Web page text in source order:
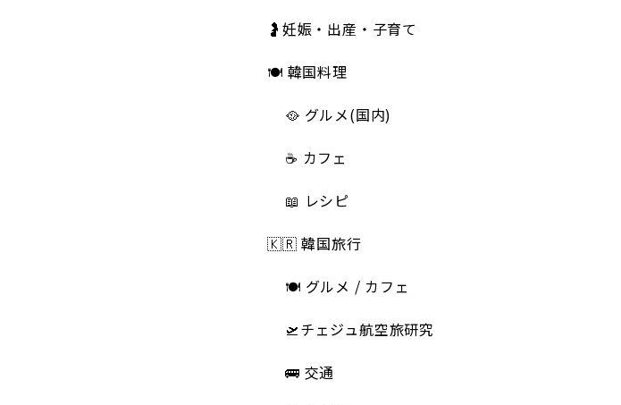
🤰妊娠・出産・子育て
🍽 韓国料理
🥘 グルメ(国内)
☕️ カフェ
📖 レシピ
🇰🇷 韓国旅行
🍽 グルメ / カフェ
🛫チェジュ航空旅研究
🚌 交通